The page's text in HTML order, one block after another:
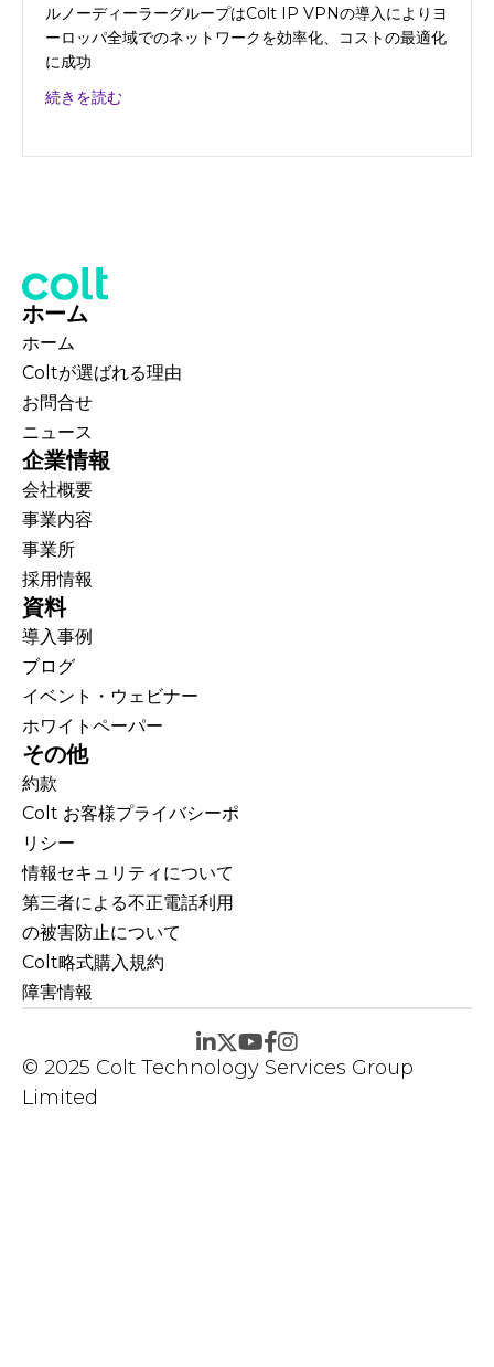
ルノーディーラーグループはColt IP VPNの導入によりヨ
ーロッパ全域でのネットワークを効率化、コストの最適化
に成功
続きを読むabout ルノーディーラーグループ
ホーム
ホーム
Coltが選ばれる理由
お問合せ
ニュース
企業情報
会社概要
事業内容
事業所
採用情報
資料
導入事例
ブログ
イベント・ウェビナー
ホワイトペーパー
その他
約款
Colt お客様プライバシーポ
リシー
情報セキュリティについて
第三者による不正電話利用
の被害防止について
Colt略式購入規約
障害情報
© 2025 Colt Technology Services Group
Limited